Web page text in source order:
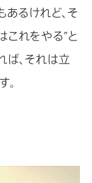
あるけれど、そ
これをやる”と
ば、それは立